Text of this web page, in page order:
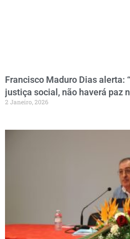
Francisco Maduro Dias alerta:
justiça social, não haverá paz
2 Janeiro, 2026